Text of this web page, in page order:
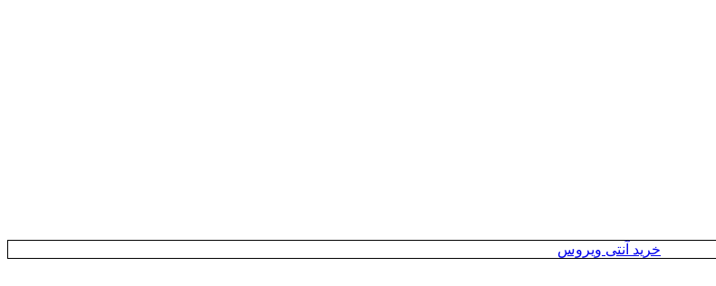
خرید آنتی ویروس